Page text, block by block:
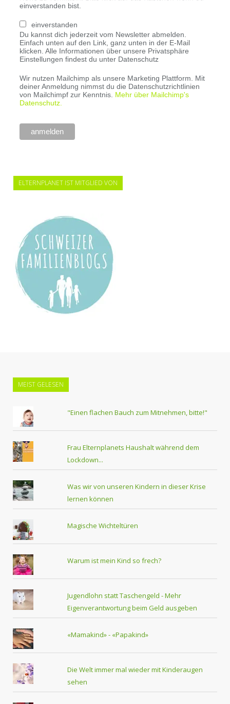
einverstanden bist.
einverstanden
Du kannst dich jederzeit vom Newsletter abmelden.
Einfach unten auf den Link, ganz unten in der E-Mail
klicken. Alle Informationen über unsere Privatsphäre
Einstellungen findest du unter Datenschutz
Wir nutzen Mailchimp als unsere Marketing Plattform. Mit
deiner Anmeldung nimmst du die Datenschutzrichtlinien
von Mailchimpf zur Kenntnis. Mehr über Mailchimp's
Datenschutz.
ELTERNPLANET IST MITGLIED VON
MEIST GELESEN
"Einen flachen Bauch zum Mitnehmen, bitte!"
Frau Elternplanets Haushalt während dem
Lockdown...
Was wir von unseren Kindern in dieser Krise
lernen können
Magische Wichteltüren
Warum ist mein Kind so frech?
Jugendlohn statt Taschengeld - Mehr
Eigenverantwortung beim Geld ausgeben
«Mamakind» - «Papakind»
Die Welt immer mal wieder mit Kinderaugen
sehen